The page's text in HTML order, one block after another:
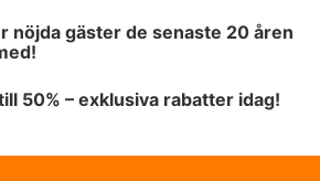
nöjda gäster de senaste 20 åren
50% – exklusiva rabatter idag!